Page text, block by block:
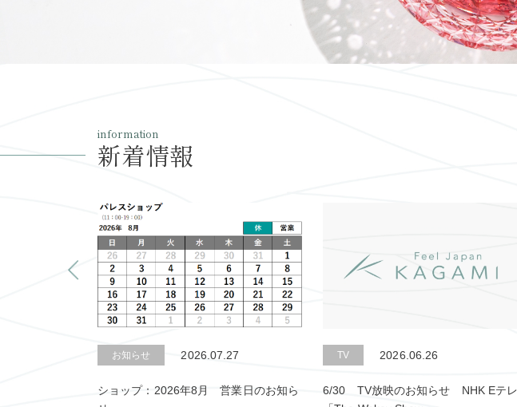
information
新着情報
お知らせ 2026.07.27
ショップ：2026年8月 営業日のお知ら
TV 2026.06.26
6/30 TV放映のお知らせ NHK Eテレ